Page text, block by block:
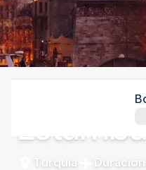
Turquía